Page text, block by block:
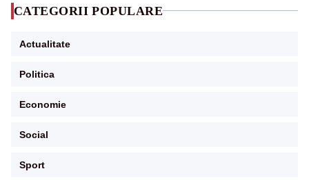
CATEGORII POPULARE
Actualitate
Politica
Economie
Social
Sport